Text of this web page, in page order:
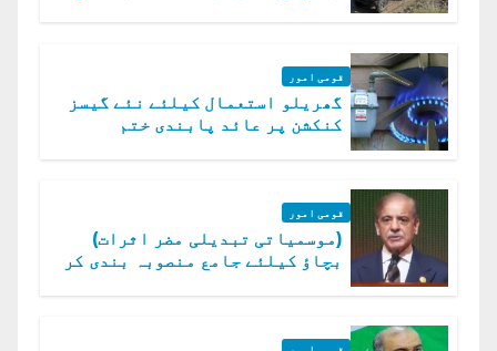
قومی امور
گھریلو استعمال کیلئے نئے گیسز
کنکشن پر عائد پابندی ختم
قومی امور
(موسمیاتی تبدیلی مضر اثرات)
بچاؤ کیلئے جامع منصوبہ بندی کر